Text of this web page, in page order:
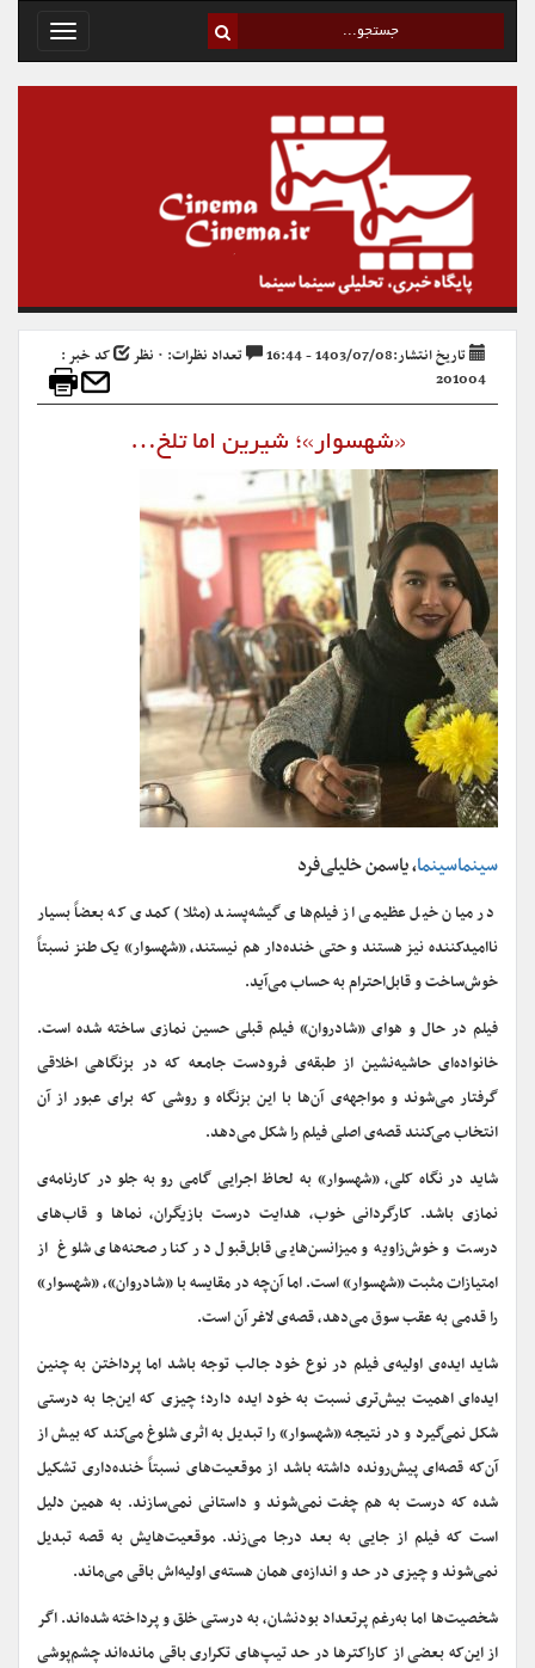
Toggle
تاریخ انتشار:1403/07/08 - 16:44 تعداد نظرات: ۰ نظر
کد خبر :
201004
«شهسوار»؛ شیرین اما تلخ…
سینماسینما، یاسمن خلیلی‌فرد
در میان خیل عظیمی از فیلم‌های گیشه‌پسند (مثلا) کمدی که بعضاً بسیار
ناامیدکننده نیز هستند و حتی خنده‌دار هم نیستند، «شهسوار» یک طنز نسبتاً
خوش‌ساخت و قابل‌احترام به حساب می‌آید.
فیلم در حال و هوای «شادروان» فیلم قبلی حسین نمازی ساخته شده است.
خانواده‌ای حاشیه‌نشین از طبقه‌ی فرودست جامعه که در بزنگاهی اخلاقی
گرفتار می‌شوند و مواجهه‌ی آن‌ها با این بزنگاه و روشی که برای عبور از آن
انتخاب می‌کنند قصه‌ی اصلی فیلم را شکل می‌دهد.
شاید در نگاه کلی، «شهسوار» به لحاظ اجرایی گامی رو به جلو در کارنامه‌ی
نمازی باشد. کارگردانی خوب، هدایت درست بازیگران، نماها و قاب‌های
درست و خوش‌زاویه و میزانسن‌هایی قابل‌قبول در کنار صحنه‌های شلوغ از
امتیازات مثبت «شهسوار» است. اما آن‌چه در مقایسه با «شادروان»، «شهسوار»
را قدمی به عقب سوق می‌دهد، قصه‌ی لاغر آن است.
شاید ایده‌ی اولیه‌ی فیلم در نوع خود جالب توجه باشد اما پرداختن به چنین
ایده‌ای اهمیت بیش‌تری نسبت به خود ایده دارد؛ چیزی که این‌جا به درستی
شکل نمی‌گیرد و در نتیجه «شهسوار» را تبدیل به اثری شلوغ می‌کند که بیش از
آن‌که قصه‌ای پیش‌رونده داشته باشد از موقعیت‌های نسبتاً خنده‌داری تشکیل
شده که درست به هم چفت نمی‌شوند و داستانی نمی‌سازند. به همین دلیل
است که فیلم از جایی به بعد درجا می‌زند. موقعیت‌هایش به قصه تبدیل
نمی‌شوند و چیزی در حد و اندازه‌ی همان هسته‌ی اولیه‌اش باقی می‌ماند.
شخصیت‌‌ها اما به‌رغم پرتعداد بودنشان، به درستی خلق و پرداخته شده‌اند. اگر
از این‌که بعضی از کاراکترها در حد تیپ‌های تکراری باقی مانده‌اند چشم‌پوشی